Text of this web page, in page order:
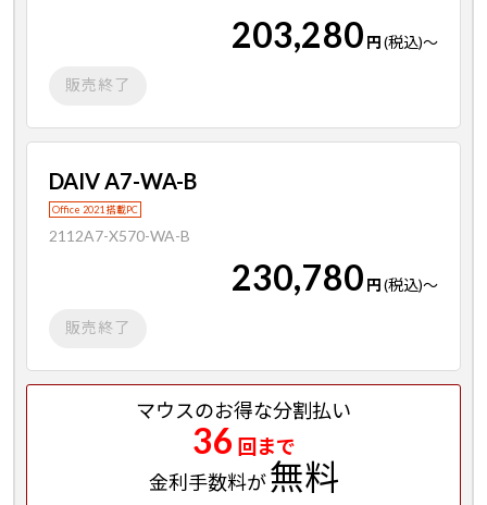
203,280 円(税込)～
販売終了
DAIV A7-WA-B
Office 2021 搭載PC
2112A7-X570-WA-B
230,780 円(税込)～
販売終了
マウスのお得な分割払い
36 回まで
金利手数料が無料